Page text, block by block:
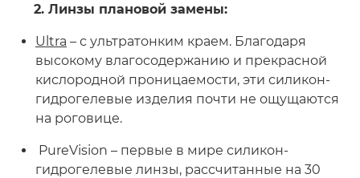
2. Линзы плановой замены:
Ultra – с ультратонким краем. Благодаря
высокому влагосодержанию и прекрасной
кислородной проницаемости, эти силикон-
гидрогелевые изделия почти не ощущаются
на роговице.
PureVision – первые в мире силикон-
гидрогелевые линзы, рассчитанные на 30